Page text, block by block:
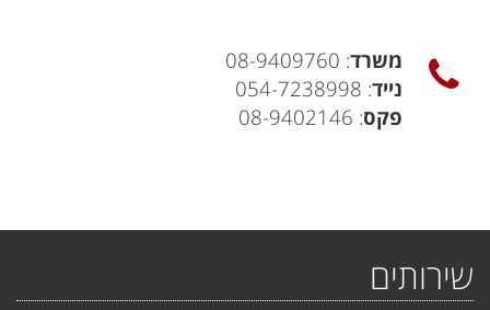
משרד: 08-9409760
נייד: 054-7238998
פקס: 08-9402146
שירותים